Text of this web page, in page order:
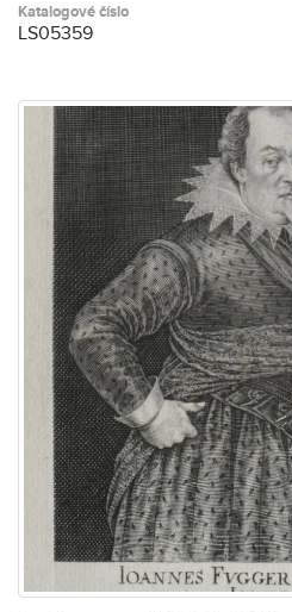
Katalogové číslo
LS05359